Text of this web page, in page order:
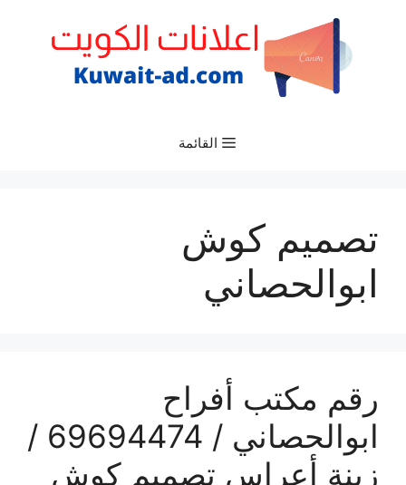
القائمة
تصميم كوش
ابوالحصاني
رقم مكتب أفراح
ابوالحصاني / 69694474 /
زينة أعراس تصميم كوش